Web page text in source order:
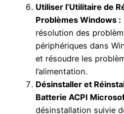
Utiliser l’Utilitaire de
Problèmes Windows :
résolution des
périphériques dans
et résoudre les
l’alimentation.
Désinstaller et
Batterie ACPI
désinstallation suivie